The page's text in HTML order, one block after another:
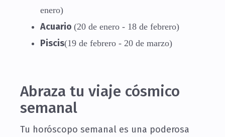
enero)
Acuario (20 de enero - 18 de febrero)
Piscis(19 de febrero - 20 de marzo)
Abraza tu viaje cósmico
semanal
Tu horóscopo semanal es una poderosa